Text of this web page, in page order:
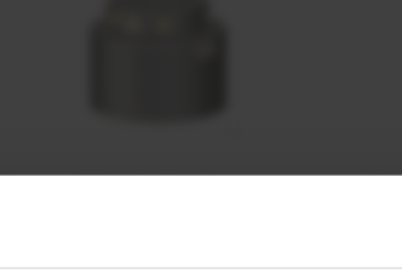
Merknaam:Baltrotors